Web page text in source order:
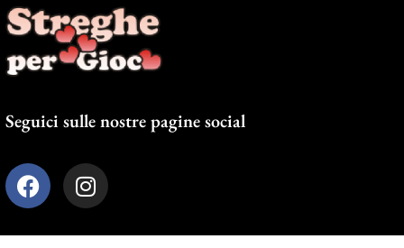
Seguici sulle nostre pagine social
F
a
e
I
n
t